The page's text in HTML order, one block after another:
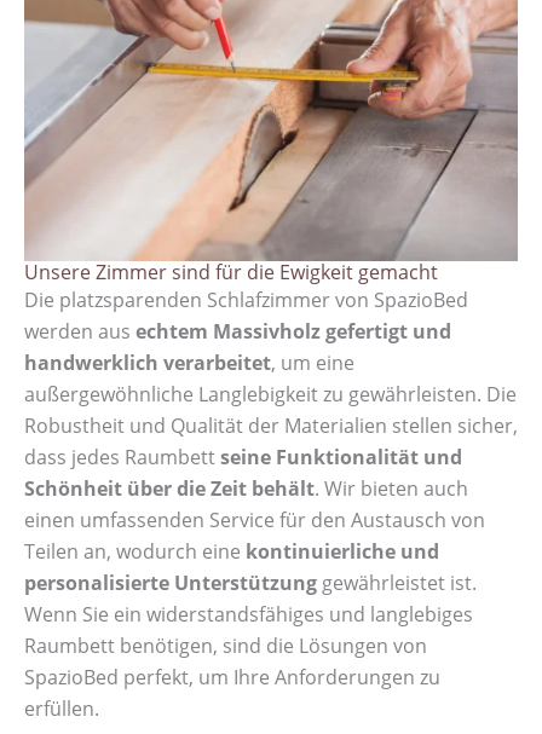
Unsere Zimmer sind für die Ewigkeit gemacht
Die platzsparenden Schlafzimmer von SpazioBed
werden aus echtem Massivholz gefertigt und
handwerklich verarbeitet, um eine
außergewöhnliche Langlebigkeit zu gewährleisten. Die
Robustheit und Qualität der Materialien stellen sicher,
dass jedes Raumbettseine Funktionalität und
Schönheit über die Zeit behält. Wir bieten auch
einen umfassenden Service für den Austausch von
Teilen an, wodurch eine kontinuierliche und
personalisierte Unterstützung gewährleistet ist.
Wenn Sie ein widerstandsfähiges und langlebiges
Raumbett benötigen, sind die Lösungen von
SpazioBed perfekt, um Ihre Anforderungen zu
erfüllen.